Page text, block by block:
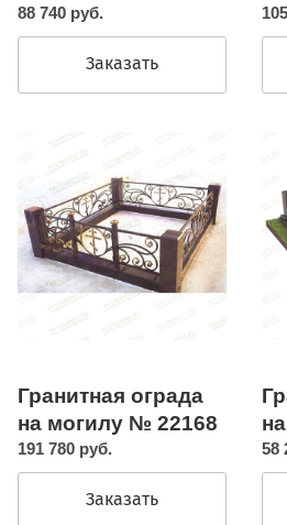
88 740 руб.
Заказать
Гранитная ограда
на могилу № 22168
191 780 руб.
Заказать
58